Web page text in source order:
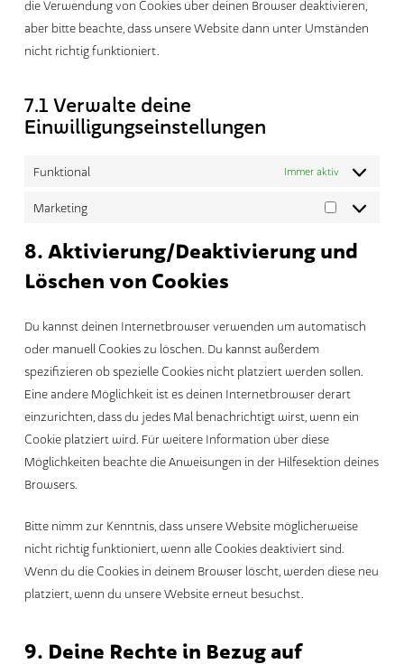
die Verwendung von Cookies über deinen Browser deaktivieren,
aber bitte beachte, dass unsere Website dann unter Umständen
nicht richtig funktioniert.
7.1 Verwalte deine
Einwilligungseinstellungen
Funktional Immer aktiv
Marketing
Marketing
8. Aktivierung/Deaktivierung und
Löschen von Cookies
Du kannst deinen Internetbrowser verwenden um automatisch
oder manuell Cookies zu löschen. Du kannst außerdem
spezifizieren ob spezielle Cookies nicht platziert werden sollen.
Eine andere Möglichkeit ist es deinen Internetbrowser derart
einzurichten, dass du jedes Mal benachrichtigt wirst, wenn ein
Cookie platziert wird. Für weitere Information über diese
Möglichkeiten beachte die Anweisungen in der Hilfesektion deines
Browsers.
Bitte nimm zur Kenntnis, dass unsere Website möglicherweise
nicht richtig funktioniert, wenn alle Cookies deaktiviert sind.
Wenn du die Cookies in deinem Browser löscht, werden diese neu
platziert, wenn du unsere Website erneut besuchst.
9. Deine Rechte in Bezug auf